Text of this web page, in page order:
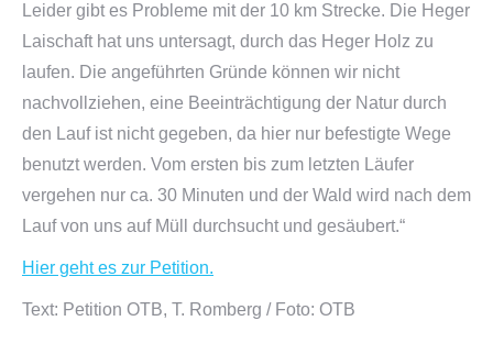
Leider gibt es Probleme mit der 10 km Strecke. Die Heger
Laischaft hat uns untersagt, durch das Heger Holz zu
laufen. Die angeführten Gründe können wir nicht
nachvollziehen, eine Beeinträchtigung der Natur durch
den Lauf ist nicht gegeben, da hier nur befestigte Wege
benutzt werden. Vom ersten bis zum letzten Läufer
vergehen nur ca. 30 Minuten und der Wald wird nach dem
Lauf von uns auf Müll durchsucht und gesäubert.“
Hier geht es zur Petition.
Text: Petition OTB, T. Romberg / Foto: OTB